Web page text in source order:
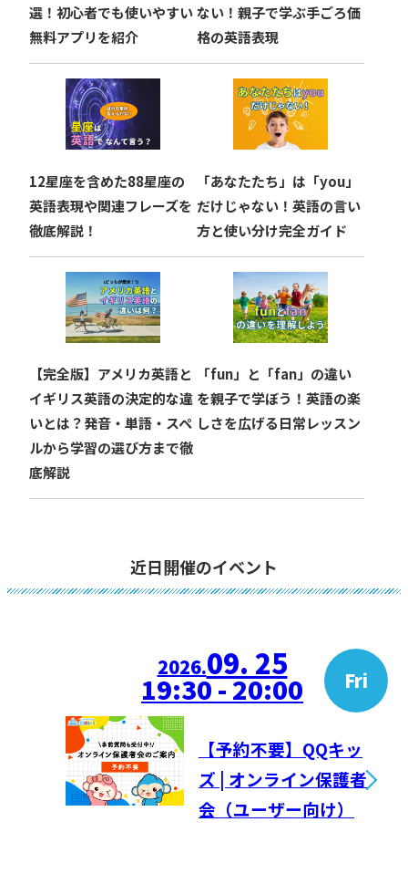
ン
選！初心者でも使いやすい
無料アプリを紹介
ない！親子で学ぶ手ごろ価
格の英語表現
12星座を含めた88星座の
英語表現や関連フレーズを
徹底解説！
「あなたたち」は「you」
だけじゃない！英語の言い
方と使い分け完全ガイド
【完全版】アメリカ英語と
イギリス英語の決定的な違
いとは？発音・単語・スペ
ルから学習の選び方まで徹
底解説
「fun」と「fan」の違い
を親子で学ぼう！英語の楽
しさを広げる日常レッスン
近日開催のイベント
2026.09. 25 Fri
19:30 - 20:00
【予約不要】QQキッ
ズ | オンライン保護者
会（ユーザー向け）